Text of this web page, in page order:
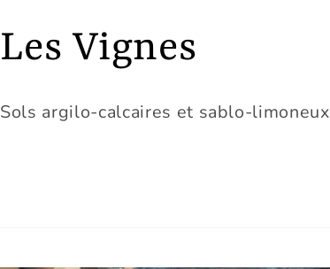
Les Vignes
Sols argilo-calcaires et sablo-limoneux